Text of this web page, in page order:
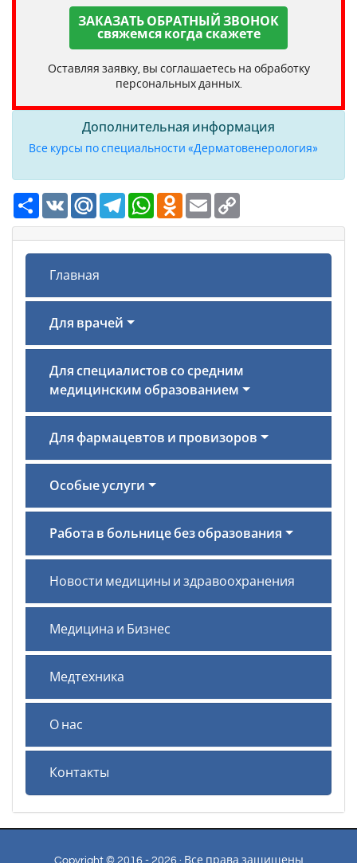
ЗАКАЗАТЬ ОБРАТНЫЙ ЗВОНОК
свяжемся когда скажете
Оставляя заявку, вы соглашаетесь на обработку
персональных данных.
Дополнительная информация
Все курсы по специальности «Дерматовенерология»
РесурсVK Mail.Ru TelegramWhatsAppOdnoklassniki
Email
Главная
Для врачей
Для специалистов со средним
медицинским образованием
Для фармацевтов и провизоров
Особые услуги
Работа в больнице без образования
Новости медицины и здравоохранения
Медицина и Бизнес
Медтехника
О нас
Контакты
Copyright © 2016 - 2026 · Все права защищены